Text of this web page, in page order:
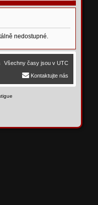
d
t
nedostupné.
Všechny časy jsou v UTC
Kontaktujte nás